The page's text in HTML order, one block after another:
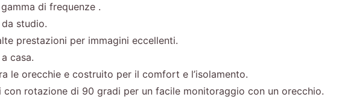
di frequenze .
studio.
prestazioni per immagini eccellenti.
casa.
le orecchie e costruito per il comfort e l’isolamento.
rotazione di 90 gradi per un facile monitoraggio con un orecchio.